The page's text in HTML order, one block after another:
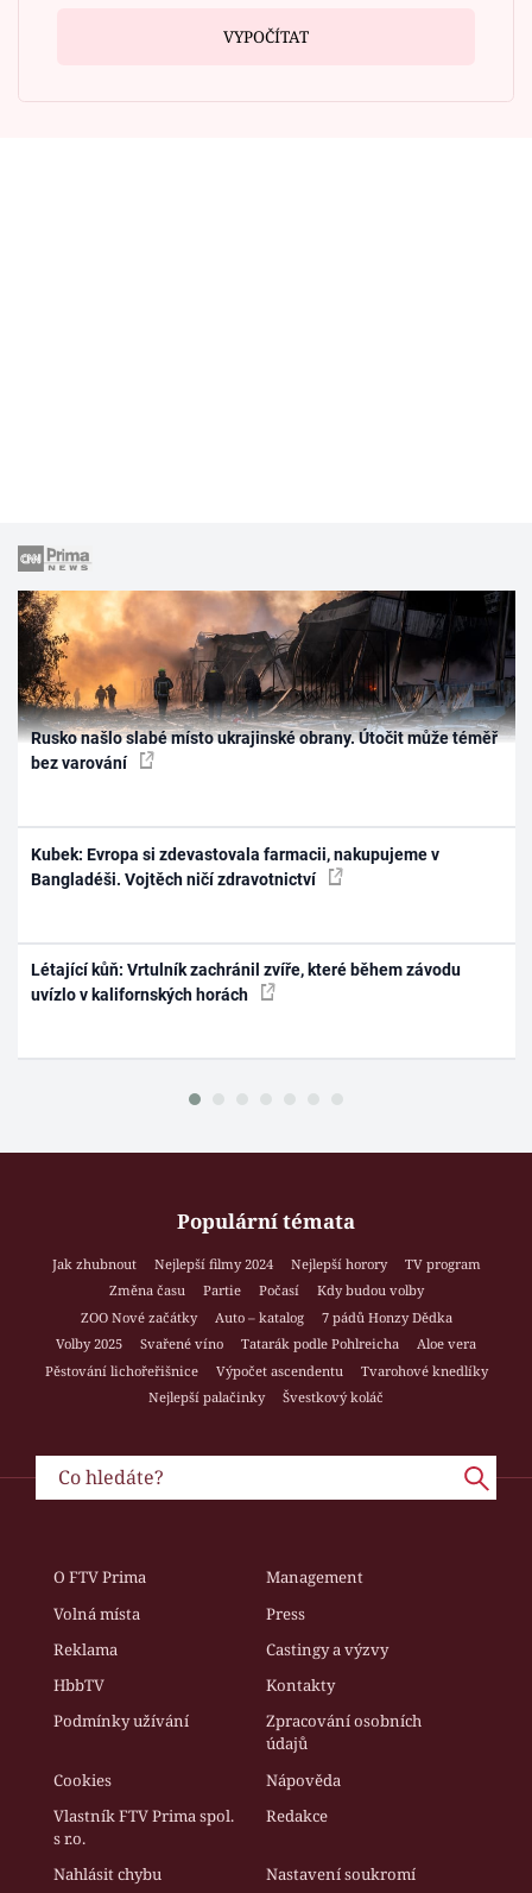
VYPOČÍTAT
Rusko našlo slabé místo ukrajinské obrany. Útočit může téměř
bez varování
Kubek: Evropa si zdevastovala farmacii, nakupujeme v
Bangladéši. Vojtěch ničí zdravotnictví
Létající kůň: Vrtulník zachránil zvíře, které během závodu
uvízlo v kalifornských horách
Populární témata
Jak zhubnout Nejlepší filmy 2024 Nejlepší horory
TV program
Změna času
Partie Počasí
Kdy budou volby
ZOO Nové začátky
Auto – katalog
7 pádů Honzy Dědka
Volby 2025
Svařené víno Tatarák podle Pohlreicha
Aloe vera
Pěstování lichořeřišnice
Výpočet ascendentu
Tvarohové knedlíky
Nejlepší palačinky
Švestkový koláč
O FTV Prima
Management
Volná místa
Press
Reklama
Castingy a výzvy
HbbTV
Kontakty
Podmínky užívání
Zpracování osobních
údajů
Cookies
Nápověda
Vlastník FTV Prima spol.
s r.o.
Redakce
Nahlásit chybu Nastavení soukromí